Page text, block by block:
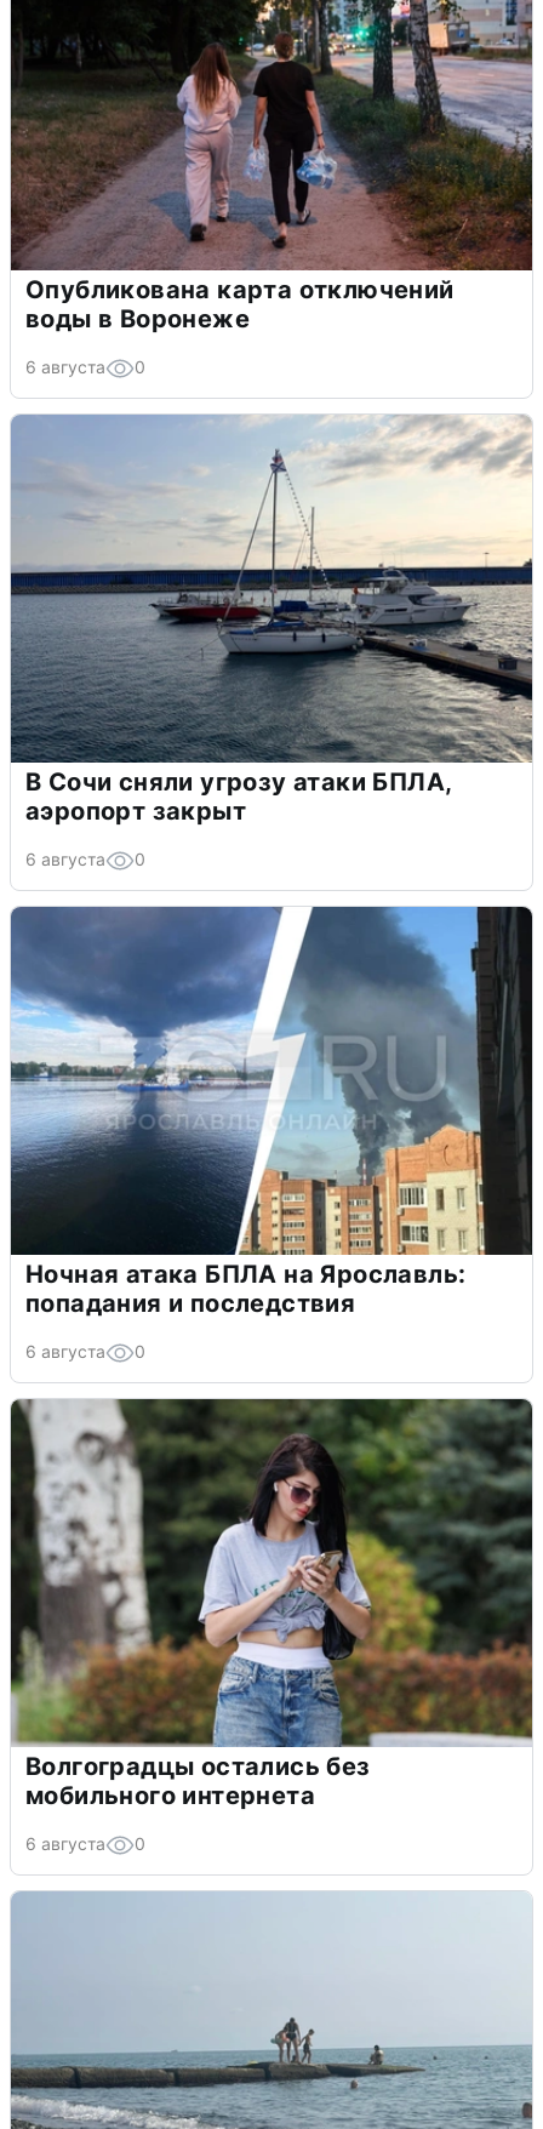
Опубликована карта отключений
воды в Воронеже
6 августа 0
В Сочи сняли угрозу атаки БПЛА,
аэропорт закрыт
6 августа 0
Ночная атака БПЛА на Ярославль:
попадания и последствия
6 августа 0
Волгоградцы остались без
мобильного интернета
6 августа 0